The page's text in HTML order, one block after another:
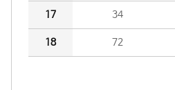
17 34
18 72